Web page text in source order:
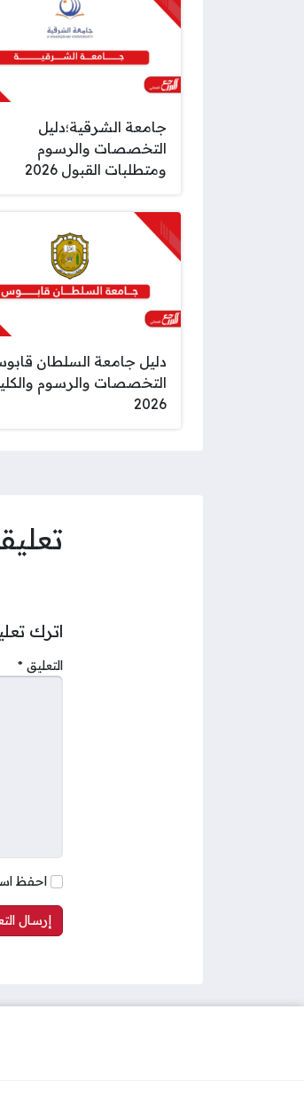
جامعة الشرقية؛دليل
التخصصات والرسوم
ومتطلبات القبول 2026
دليل جامعة السلطان
التخصصات والرسوم
2026
اترك
التعليق *
احفظ